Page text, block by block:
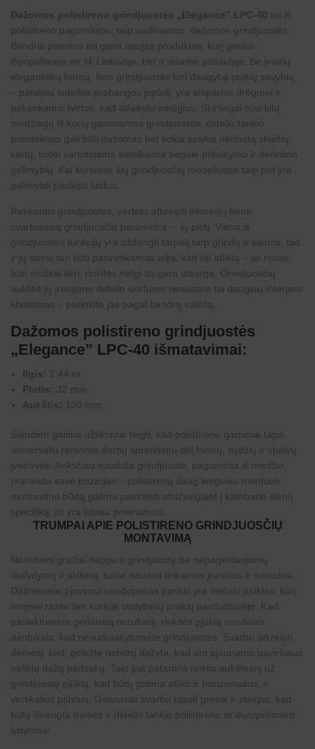
Dažomos polistireno grindjuostės „Elegance” LPC-40 tai iš
polistireno pagamintos, taip vadinamos, dažomos grindjuostės.
Bendrai paėmus tai gana naujas produktas, kurį greitai
išpopuliarėjo ne tik Lietuvoje, bet ir visame pasaulyje. Be įvairių
elegantiškų formų, šios grindjuostės turi daugybę puikių savybių,
– patalpai suteikia prabangos įspūdį, yra atsparios drėgmei ir
pakankamai tvirtos, kad atlaikytu smūgius. Skirtingai nuo kitų
medžiagų iš kurių gaminamos grindjuostės, didelio tankio
polistirenas gali būti dažomas bet kokia spalva neribotą skaičių
kartų, todėl vartotojams suteikiama begalė pritaikymo ir derinimo
galimybių
. Kai kuriuose šių grindjuosčių modeliuose taip pat yra
galimybė paslėpti laidus.
Renkantis grindjuostes, vertėtu atkreipti dėmesį į bene
svarbiausią grindjuosčių parametrą – jų plotį. Viena iš
grindjuostės funkcijų yra uždengti tarpelį tarp grindų ir sienos, tad
ir jų storis turi būti pasirenkamas toks, kad tai atliktų – jei norite
būti visiškai tikri, rinkitės netgi su gera atsarga. Grindjuosčių
aukštis jų įrengime didelio skirtumo nesudaro tai daugiau interjero
klausimas – parinkite jas pagal bendrą vaizdą.
Dažomos polistireno grindjuostės
„Elegance” LPC-40 išmatavimai:
Ilgis: 2,44 m.
Plotis: 32 mm.
Aukštis:
100 mm.
Šiandien galima užtikrintai teigti, kad polistireno gaminiai tapo
universaliu remonto darbų sprendimu dėl formų, dydžių ir spalvų
įvairovės. Anksčiau naudota grindjuostė, pagaminta iš medžio,
praranda savo pozicijas – polistireną daug lengviau montuoti,
montavimo būdą galima pasirinkti atsižvelgiant į kambario sienų
specifiką, jis yra labiau prieinamas.
TRUMPAI APIE POLISTIRENO GRINDJUOSČIŲ
MONTAVIMĄ
Norėdami gražiai nupjauti grindjuostę be nepageidaujamų
išsilydymų ir skilimų, turite naudoti tinkamus įrankius ir metodus.
Dažniausiai pjovimui naudojamas įrankis yra metalo pjūklas, kurį
lengvai rasite bet kurioje statybinių prekių parduotuvėje. Kad
pasiektumėte geriausią rezultatą, rinkitės pjūklą smulkiais
dantukais, kad nesudraskytumėte grindjuostės. Svarbu atkreipti
dėmesį, kad, geležtė nebūtų dažyta, kad ant pjaunamo paviršiaus
neliktų dažų pėdsakų. Taip pat patartina rinktis aukštesnį už
grindjuostę pjūklą, kad būtų galima atlikti ir horizontalius, ir
vertikalius pjūvius. Galiausiai svarbu pjauti greitai ir staigiai, kad
būtų išvengta trinties ir didelio tankio polistireno ar duropolimero
lydymosi.